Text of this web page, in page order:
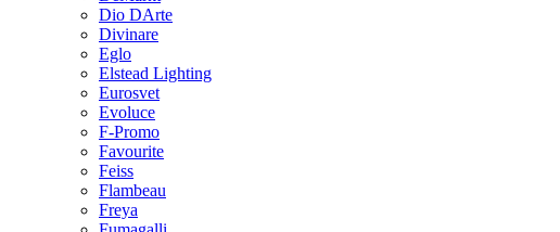
Dio DArte
Divinare
Eglo
Elstead Lighting
Eurosvet
Evoluce
F-Promo
Favourite
Feiss
Flambeau
Freya